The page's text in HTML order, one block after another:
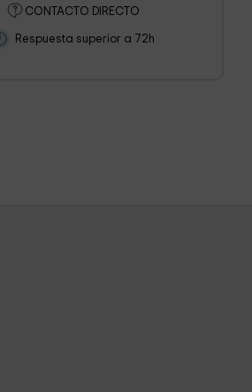
CONTACTO DIRECTO
Respuesta superior a 72h